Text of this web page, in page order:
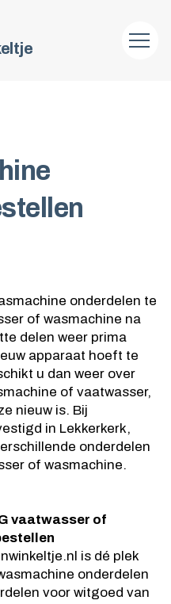
onderdelen te
of wasmachine na
delen weer prima
apparaat hoeft te
u dan weer over
of vaatwasser,
nieuw is. Bij
in Lekkerkerk,
onderdelen
of wasmachine.
vaatwasser of
is dé plek
onderdelen
voor witgoed van